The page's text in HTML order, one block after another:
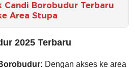
Candi Borobudur Terbaru
Area Stupa
2025 Terbaru
Dengan akses ke area